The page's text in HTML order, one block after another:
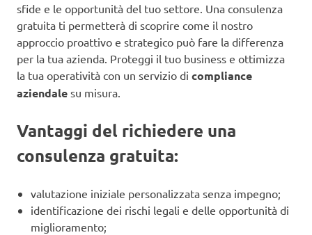
sfide e le opportunità del tuo settore. Una consulenza
gratuita ti permetterà di scoprire come il nostro
approccio proattivo e strategico può fare la differenza
per la tua azienda. Proteggi il tuo business e ottimizza
la tua operatività con un servizio di compliance
aziendale su misura.
Vantaggi del richiedere una
consulenza gratuita:
valutazione iniziale personalizzata senza impegno;
identificazione dei rischi legali e delle opportunità di
miglioramento;